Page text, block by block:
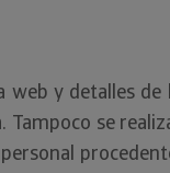
y detalles
Tampoco se